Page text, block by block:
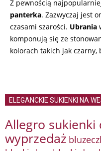
Z pewnością
panterka. Zazwyczaj jest
czasami szarości. Ubrania
komponują się ze
kolorach takich jak czarny,
ELEGANCKIE SUKIENKI NA
Allegro sukienki
wyprzedaż